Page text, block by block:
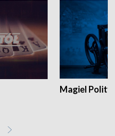
Magiel